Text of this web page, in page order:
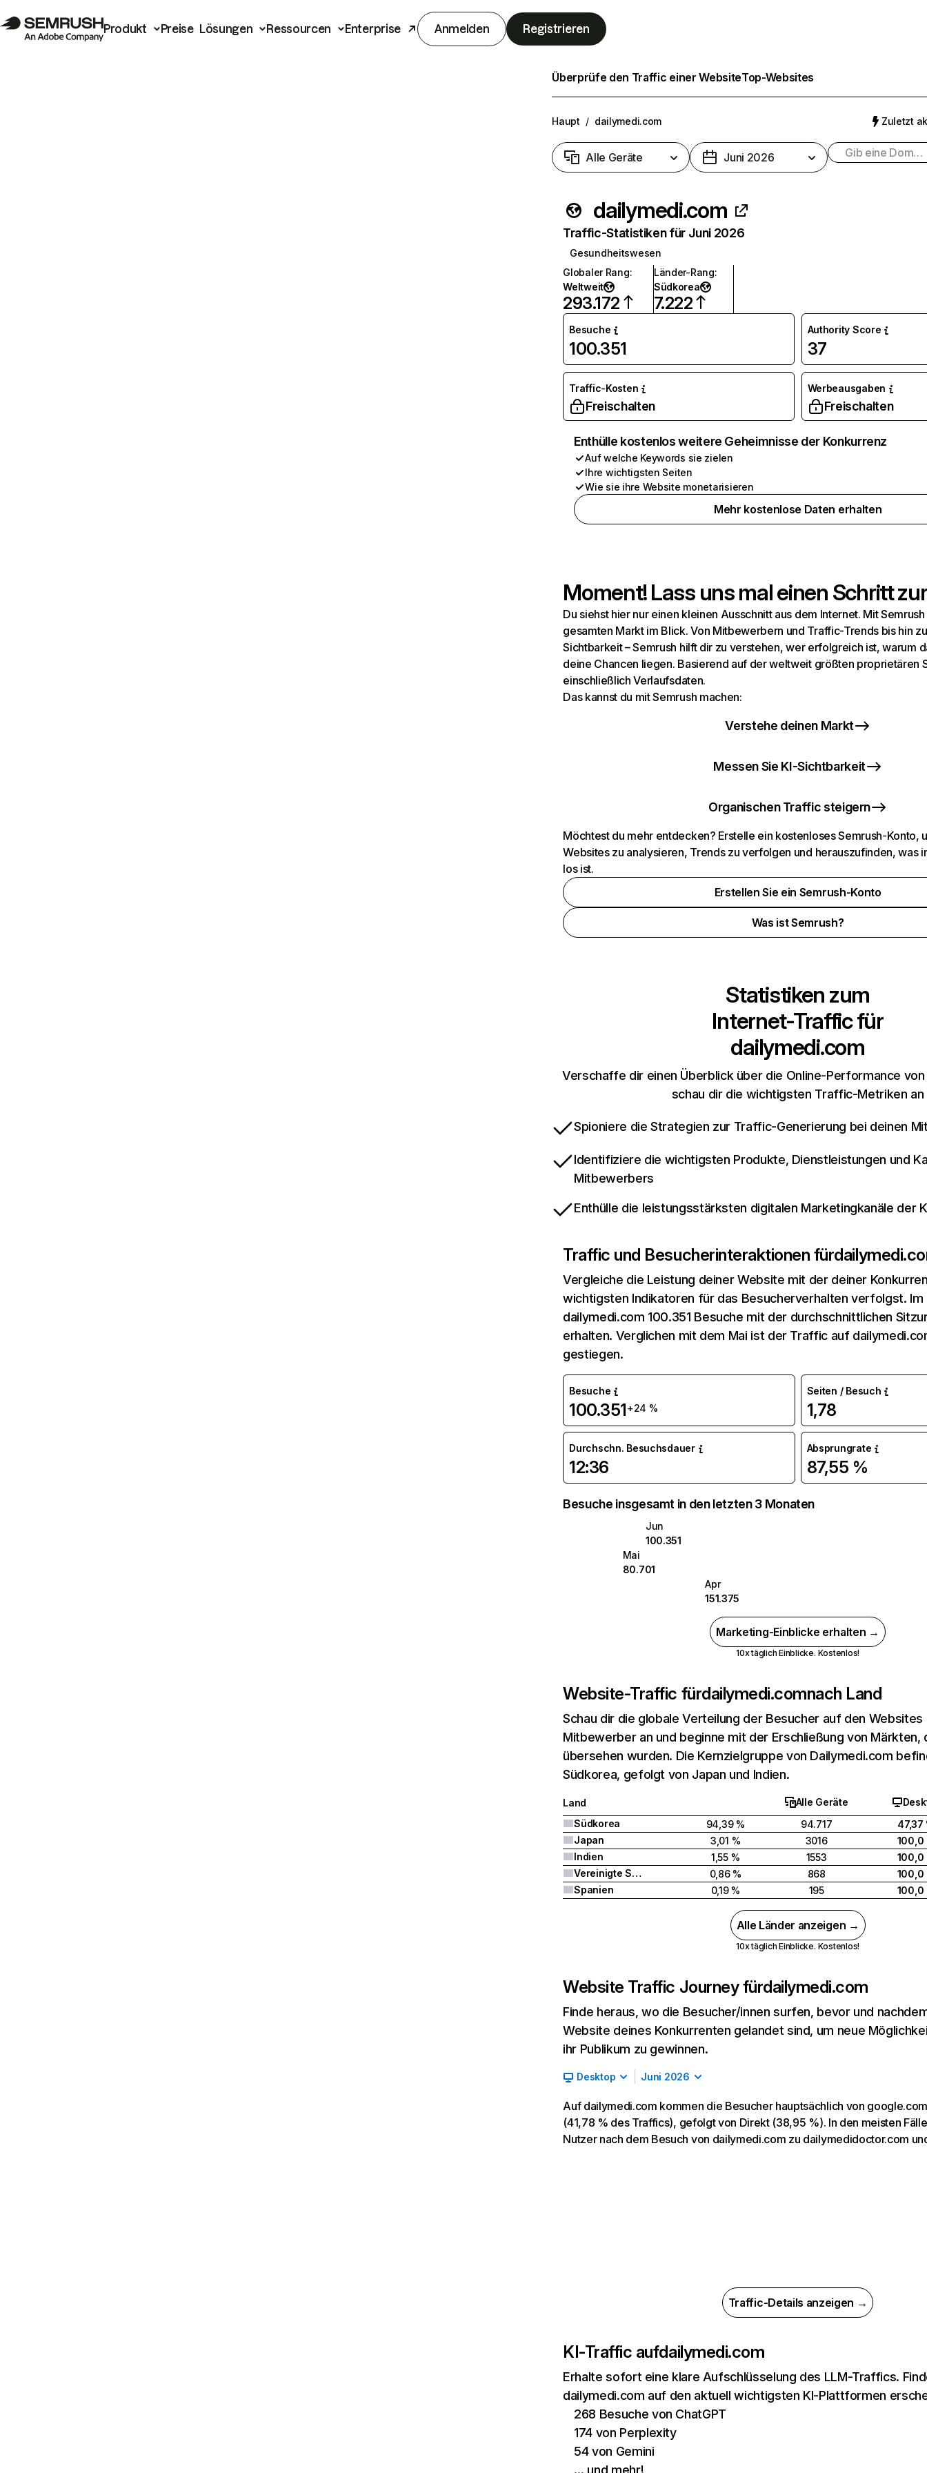
Produkt Preise Lösungen Ressourcen Enterprise Anmelden Registrieren
Überprüfe den Traffic einer WebsiteTop-Websites
Haupt / dailymedi.com Zuletzt
Alle Geräte Juni 2026
dailymedi.com
Traffic-Statistiken für Juni 2026
Gesundheitswesen
Globaler Rang:
Weltweit
293.172
Länder-Rang:
Südkorea
7.222
Besuche
100.351
Authority Score
37
Traffic-Kosten
Freischalten
Werbeausgaben
Freischalten
Enthülle kostenlos weitere Geheimnisse der Konkurrenz
Auf welche Keywords sie zielen
Ihre wichtigsten Seiten
Wie sie ihre Website monetarisieren
Mehr kostenlose Daten erhalten
Moment! Lass uns mal einen Schritt
Du siehst hier nur einen kleinen Ausschnitt aus dem Internet. Mit
gesamten Markt im Blick. Von Mitbewerbern und Traffic-Trends bis hin
Sichtbarkeit – Semrush hilft dir zu verstehen, wer erfolgreich ist, warum
deine Chancen liegen. Basierend auf der weltweit größten proprietären
einschließlich Verlaufsdaten.
Das kannst du mit Semrush machen:
Verstehe deinen Markt
Messen Sie KI-Sichtbarkeit
Organischen Traffic steigern
Möchtest du mehr entdecken? Erstelle ein kostenloses Semrush-Konto,
Websites zu analysieren, Trends zu verfolgen und herauszufinden, was
los ist.
Erstellen Sie ein Semrush-Konto
Was ist Semrush?
Statistiken zum
Internet-Traffic für
dailymedi.com
Verschaffe dir einen Überblick über die Online-Performance
schau dir die wichtigsten Traffic-Metriken an
Spioniere die Strategien zur Traffic-Generierung bei deinen
Identifiziere die wichtigsten Produkte, Dienstleistungen und
Mitbewerbers
Enthülle die leistungsstärksten digitalen Marketingkanäle der
Traffic und Besucherinteraktionen für
Vergleiche die Leistung deiner Website mit der deiner
wichtigsten Indikatoren für das Besucherverhalten verfolgst. Im
dailymedi.com 100.351 Besuche mit der durchschnittlichen
erhalten. Verglichen mit dem Mai ist der Traffic auf
gestiegen.
Besuche
100.351+24 %
Seiten / Besuch
1,78
Durchschn. Besuchsdauer
12:36
Absprungrate
87,55 %
Besuche insgesamt in den letzten 3 Monaten
Jun
100.351
Mai
80.701
Apr
151.375
Marketing-Einblicke erhalten →
10x täglich Einblicke. Kostenlos!
Website-Traffic fürdailymedi.comnach Land
Schau dir die globale Verteilung der Besucher auf den Websites
Mitbewerber an und beginne mit der Erschließung von Märkten,
übersehen wurden. Die Kernzielgruppe von Dailymedi.com
Südkorea, gefolgt von Japan und Indien.
Land Alle Geräte
Südkorea
94,39 % 94.717
47,37
Japan
3,01 % 3016
100,0
Indien
1,55 % 1553
100,0
Vereinigte Staaten
0,86 % 868
100,0
Spanien
0,19 % 195 100,0
Alle Länder anzeigen →
10x täglich Einblicke. Kostenlos!
Website Traffic Journey fürdailymedi.com
Finde heraus, wo die Besucher/innen surfen, bevor und
Website deines Konkurrenten gelandet sind, um neue
ihr Publikum zu gewinnen.
Desktop Juni 2026
Auf dailymedi.com kommen die Besucher hauptsächlich von
(41,78 % des Traffics), gefolgt von Direkt (38,95 %). In den meisten
Nutzer nach dem Besuch von dailymedi.com zu dailymedidoctor.com
Traffic-Details anzeigen →
KI-Traffic aufdailymedi.com
Erhalte sofort eine klare Aufschlüsselung des LLM-Traffics.
dailymedi.com auf den aktuell wichtigsten KI-Plattformen
268 Besuche von ChatGPT
174 von Perplexity
54 von Gemini
… und mehr!